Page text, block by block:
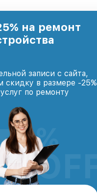
на ремонт
записи с сайта,
скидку в размере -25%
по ремонту
%
OFF